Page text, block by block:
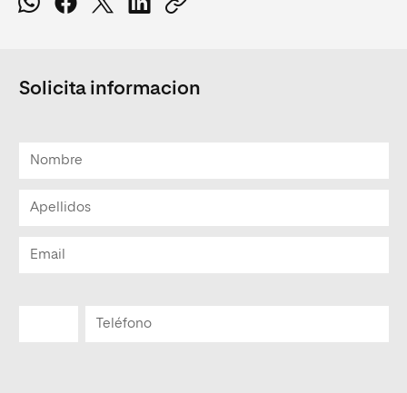
Solicita informacion